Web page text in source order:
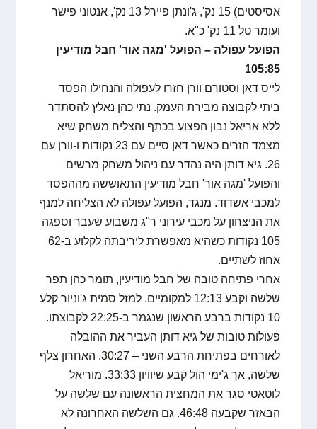
אסיסטים) 15 נק', ג'ונתן פיירל 13 נק', אנטוני פישר
ועומר טל 11 נק' כ"א.
הפועל עפולה – הפועל 'מגה אור' חבל מודיעין
105:85
לייס דאן וסטורם וורן חזרו לעפולה והנחילו הפסד
ביתי לקבוצה מבירת העמק. נתי כהן נאלץ להסתדר
ללא אריאל נבון הפצוע בכתף והצליח משחק שיא
מצמד הזרים כאשר דאן סיים עם 23 נקודות ו-וורן עם
26. גיא דותן היה נהדר עם ניהול משחק מרשים
והפועל 'מגה אור' חבל מודיעין התאוששה מההפסד
למכבי אשדוד. מנגד, הפועל עפולה לא הצליחה למנף
את הניצחון על מכבי עירוני ר"ג משבוע שעבר וספגה
105 נקודות כשהיא מאפשרת ליריבתה לקלוע ב-62
אחוז לשתיים.
אחרי פתיחה טובה של חבל מודיעין, תומר כהן תפר
שלשה וקבע 12:13 למקומיים. למזל סמית ג'וניור קלע
10 נקודות ברבע הראשון שנגמר ב-22:25 לקבוצתו.
פעולות טובות של גיא דותן העביר את ההובלה
לאורחים בפתיחת הרבע השני – 30:27. האחרון צלף
שלשה, אך ג'ימי הול קבע שיוויון 33:33. מוריאל
לוטאטי סגר את המחצית הראשונה עם שלשה על
הבאזר שקבעה 46:48. גם השלשה האחרונה לא